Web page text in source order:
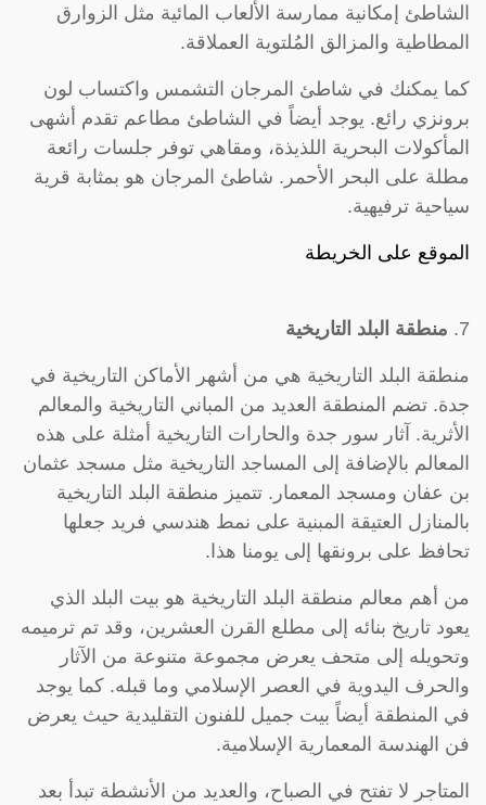
الشاطئ إمكانية ممارسة الألعاب المائية مثل الزوارق
المطاطية والمزالق المُلتوية العملاقة.
كما يمكنك في شاطئ المرجان التشمس واكتساب لون
برونزي رائع. يوجد أيضاً في الشاطئ مطاعم تقدم أشهى
المأكولات البحرية اللذيذة، ومقاهي توفر جلسات رائعة
مطلة على البحر الأحمر. شاطئ المرجان هو بمثابة قرية
سياحية ترفيهية.
الموقع على الخريطة
7. منطقة البلد التاريخية
منطقة البلد التاريخية هي من أشهر الأماكن التاريخية في
جدة. تضم المنطقة العديد من المباني التاريخية والمعالم
الأثرية. آثار سور جدة والحارات التاريخية أمثلة على هذه
المعالم بالإضافة إلى المساجد التاريخية مثل مسجد عثمان
بن عفان ومسجد المعمار. تتميز منطقة البلد التاريخية
بالمنازل العتيقة المبنية على نمط هندسي فريد جعلها
تحافظ على برونقها إلى يومنا هذا.
من أهم معالم منطقة البلد التاريخية هو بيت البلد الذي
يعود تاريخ بنائه إلى مطلع القرن العشرين، وقد تم ترميمه
وتحويله إلى متحف يعرض مجموعة متنوعة من الآثار
والحرف اليدوية في العصر الإسلامي وما قبله. كما يوجد
في المنطقة أيضاً بيت جميل للفنون التقليدية حيث يعرض
فن الهندسة المعمارية الإسلامية.
المتاجر لا تفتح في الصباح، والعديد من الأنشطة تبدأ بعد